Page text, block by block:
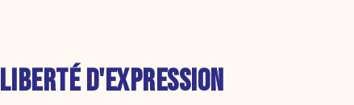
LIBERTÉ D'EXPRESSION